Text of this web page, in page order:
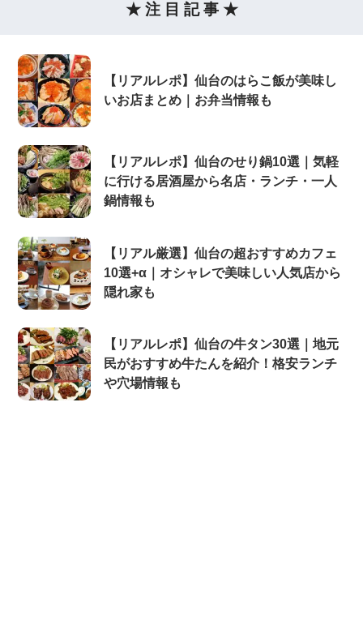
★ 注 目 記 事 ★
【リアルレポ】仙台のはらこ飯が美味し
いお店まとめ｜お弁当情報も
【リアルレポ】仙台のせり鍋10選｜気軽
に行ける居酒屋から名店・ランチ・一人
鍋情報も
【リアル厳選】仙台の超おすすめカフェ
10選+α｜オシャレで美味しい人気店から
隠れ家も
【リアルレポ】仙台の牛タン30選｜地元
民がおすすめ牛たんを紹介！格安ランチ
や穴場情報も